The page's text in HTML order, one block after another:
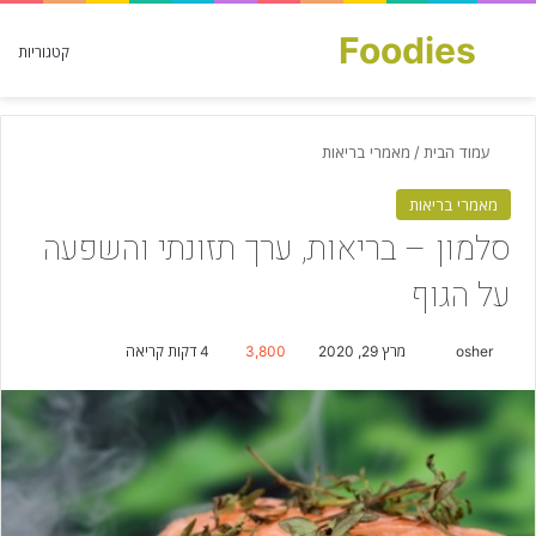
קטגוריות Foodies
חפש עבור
עמוד הבית / מאמרי בריאות
מאמרי בריאות
סלמון – בריאות, ערך תזונתי והשפעה
על הגוף
osher
d
a
n
e
מרץ 29, 2020 3,800